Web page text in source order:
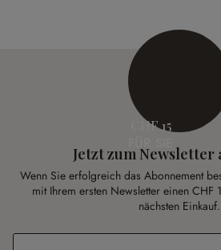
CHF 15
Jetzt zum Newsletter
Wenn Sie erfolgreich das Abonnement
mit Ihrem ersten Newsletter einen CHF
nächsten Einkauf.
E-Mail-Adresse